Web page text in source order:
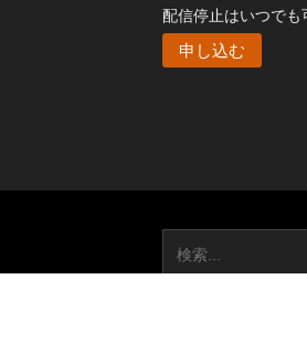
配信停止はいつでも